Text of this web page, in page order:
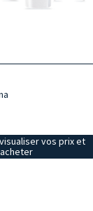
vos prix et
acheter